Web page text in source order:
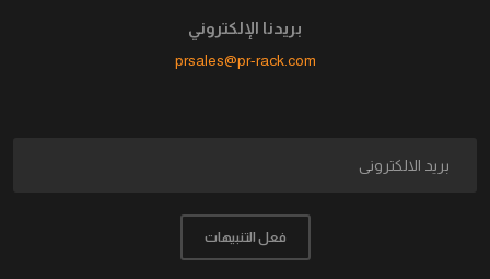
بريدنا الإلكتروني
prsales@pr-rack.com
فعل التنبيهات